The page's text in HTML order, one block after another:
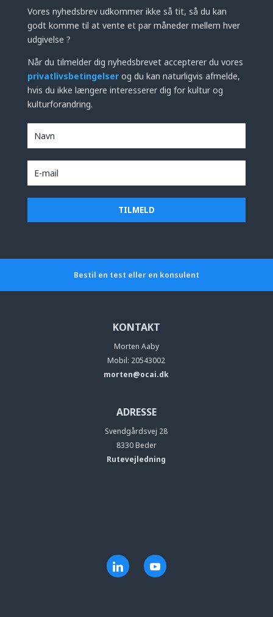
Vores nyhedsbrev udkommer ikke så tit, så du kan
godt komme til at vente et par måneder mellem hver
udgivelse ?
Når du tilmelder dig nyhedsbrevet accepterer du vores
privatlivsbetingelser og du kan naturligvis afmelde,
hvis du ikke længere interesserer dig for kultur og
kulturforandring.
Bestil en test eller en konsulent
KONTAKT
Morten Aaby
Mobil: 20543002
morten@ocai.dk
ADRESSE
Svendgårdsvej 28
8330 Beder
Rutevejledning